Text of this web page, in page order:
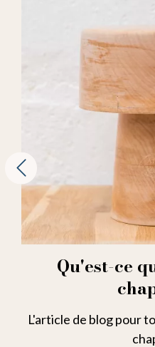
Qu'est-ce
L'article de blog pour